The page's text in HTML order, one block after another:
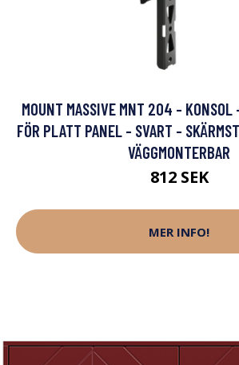
MOUNT MASSIVE MNT 204 -
FÖR PLATT PANEL - SVART -
VÄGGMONTERBAR
812 SEK
MER INFO!